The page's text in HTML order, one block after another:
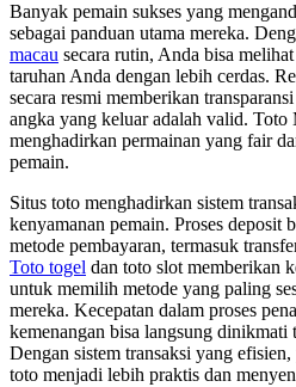
Banyak pemain sukses yang
sebagai panduan utama mereka.
macau secara rutin, Anda bisa
taruhan Anda dengan lebih cerdas.
secara resmi memberikan
angka yang keluar adalah valid. Toto
menghadirkan permainan yang fair
pemain.
Situs toto menghadirkan sistem
kenyamanan pemain. Proses deposit
metode pembayaran, termasuk
Toto togel dan toto slot memberikan
untuk memilih metode yang paling
mereka. Kecepatan dalam proses
kemenangan bisa langsung dinikmati
Dengan sistem transaksi yang
toto menjadi lebih praktis dan